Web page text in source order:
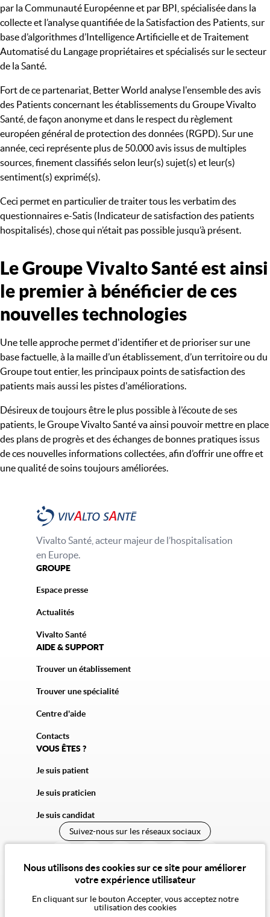
Nous utilisons des cookies sur ce site pour améliorer
votre expérience utilisateur
En cliquant sur le bouton Accepter, vous acceptez notre
utilisation des cookies
par la Communauté Européenne et par BPI, spécialisée dans la
collecte et l’analyse quantifiée de la Satisfaction des Patients, sur
base d’algorithmes d’Intelligence Artificielle et de Traitement
Automatisé du Langage propriétaires et spécialisés sur le secteur
de la Santé.
Fort de ce partenariat, Better World analyse l'ensemble des avis
des Patients concernant les établissements du Groupe Vivalto
Santé, de façon anonyme et dans le respect du règlement
européen général de protection des données (RGPD). Sur une
année, ceci représente plus de 50.000 avis issus de multiples
sources, finement classifiés selon leur(s) sujet(s) et leur(s)
sentiment(s) exprimé(s).
Ceci permet en particulier de traiter tous les verbatim des
questionnaires e-Satis (Indicateur de satisfaction des patients
hospitalisés), chose qui n’était pas possible jusqu’à présent.
Le Groupe Vivalto Santé est ainsi
le premier à bénéficier de ces
nouvelles technologies
Une telle approche permet d'identifier et de prioriser sur une
base factuelle, à la maille d’un établissement, d’un territoire ou du
Groupe tout entier, les principaux points de satisfaction des
patients mais aussi les pistes d'améliorations.
Désireux de toujours être le plus possible à l’écoute de ses
patients, le Groupe Vivalto Santé va ainsi pouvoir mettre en place
des plans de progrès et des échanges de bonnes pratiques issus
de ces nouvelles informations collectées, afin d’offrir une offre et
une qualité de soins toujours améliorées.
Vivalto Santé, acteur majeur de l’hospitalisation
en Europe.
GROUPE
Espace presse
Actualités
Vivalto Santé
AIDE & SUPPORT
Trouver un établissement
Trouver une spécialité
Centre d'aide
Contacts
VOUS ÊTES ?
Je suis patient
Je suis praticien
Je suis candidat
Suivez-nous sur les réseaux sociaux